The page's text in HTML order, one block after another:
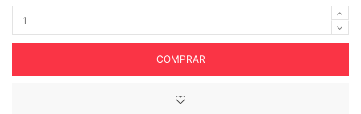
COMPRAR